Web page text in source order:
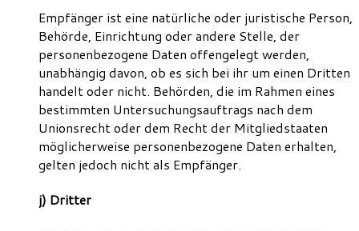
Empfänger ist eine natürliche oder juristische Person,
Behörde, Einrichtung oder andere Stelle, der
personenbezogene Daten offengelegt werden,
unabhängig davon, ob es sich bei ihr um einen Dritten
handelt oder nicht. Behörden, die im Rahmen eines
bestimmten Untersuchungsauftrags nach dem
Unionsrecht oder dem Recht der Mitgliedstaaten
möglicherweise personenbezogene Daten erhalten,
gelten jedoch nicht als Empfänger.
j) Dritter